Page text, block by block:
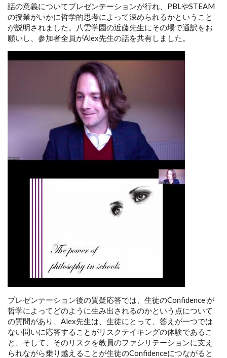
話の意義についてプレゼンテーションが行れ、PBLやSTEAM
の授業がいかに哲学的思考によって深められるかということ
が説明されました。八雲学園の近藤先生にその場で通訳をお
願いし、参加者全員がAlex先生の話を共有しました。
プレゼンテーション後の質疑応答では、生徒のConfidence が
哲学によってどのように生み出されるのかという点について
の質問があり、Alex先生は、生徒にとって、答えが一つでは
ない問いに応答することがリスクテイキングの体験であるこ
と、そして、そのリスクを教員のファシリテーションに支え
られながら乗り越えることが生徒のConfidenceにつながると